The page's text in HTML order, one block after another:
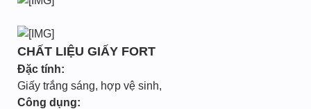
CHẤT LIỆU GIẤY FORT
Đặc tính:
Giấy trắng sáng, hợp vệ sinh,
Công dụng: